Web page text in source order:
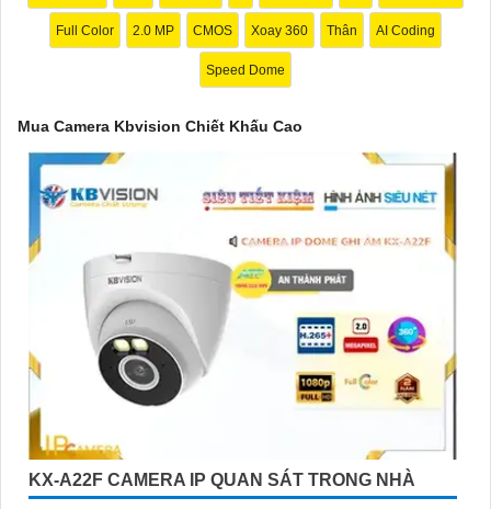
Full Color 2.0 MP CMOS Xoay 360 Thân AI Coding
Speed Dome
Mua Camera Kbvision Chiết Khấu Cao
KX-A22F CAMERA IP QUAN SÁT TRONG NHÀ